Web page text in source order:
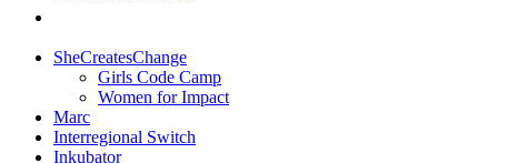
SheCreatesChange
Girls Code Camp
Women for Impact
Marc
Interregional Switch
Inkubator